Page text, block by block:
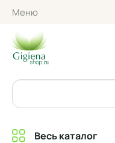
Меню
Весь каталог